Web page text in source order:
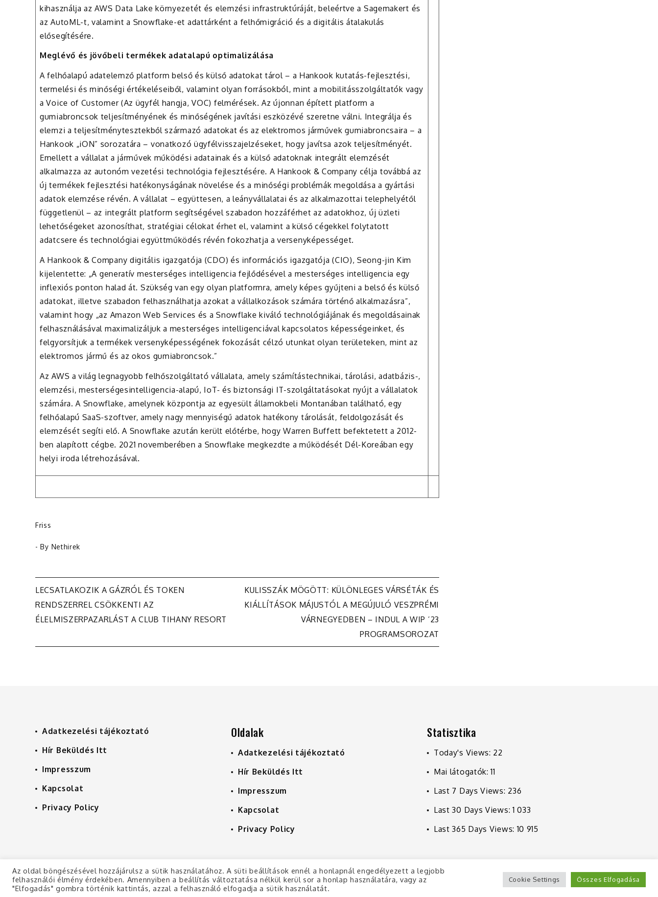
kihasználja az AWS Data Lake környezetét és elemzési infrastruktúráját, beleértve a Sagemakert és
az AutoML-t, valamint a Snowflake-et adattárként a felhőmigráció és a digitális átalakulás
elősegítésére.
Meglévő és jövőbeli termékek adatalapú optimalizálása
A felhőalapú adatelemző platform belső és külső adatokat tárol – a Hankook kutatás-fejlesztési,
termelési és minőségi értékeléseiből, valamint olyan forrásokból, mint a mobilitásszolgáltatók vagy
a Voice of Customer (Az ügyfél hangja, VOC) felmérések. Az újonnan épített platform a
gumiabroncsok teljesítményének és minőségének javítási eszközévé szeretne válni. Integrálja és
elemzi a teljesítménytesztekből származó adatokat és az elektromos járművek gumiabroncsaira – a
Hankook „iON” sorozatára – vonatkozó ügyfélvisszajelzéseket, hogy javítsa azok teljesítményét.
Emellett a vállalat a járművek működési adatainak és a külső adatoknak integrált elemzését
alkalmazza az autonóm vezetési technológia fejlesztésére. A Hankook & Company célja továbbá az
új termékek fejlesztési hatékonyságának növelése és a minőségi problémák megoldása a gyártási
adatok elemzése révén. A vállalat – együttesen, a leányvállalatai és az alkalmazottai telephelyétől
függetlenül – az integrált platform segítségével szabadon hozzáférhet az adatokhoz, új üzleti
lehetőségeket azonosíthat, stratégiai célokat érhet el, valamint a külső cégekkel folytatott
adatcsere és technológiai együttműködés révén fokozhatja a versenyképességet.
A Hankook & Company digitális igazgatója (CDO) és információs igazgatója (CIO), Seong-jin Kim
kijelentette: „A generatív mesterséges intelligencia fejlődésével a mesterséges intelligencia egy
inflexiós ponton halad át. Szükség van egy olyan platformra, amely képes gyűjteni a belső és külső
adatokat, illetve szabadon felhasználhatja azokat a vállalkozások számára történő alkalmazásra”,
valamint hogy „az Amazon Web Services és a Snowflake kiváló technológiájának és megoldásainak
felhasználásával maximalizáljuk a mesterséges intelligenciával kapcsolatos képességeinket, és
felgyorsítjuk a termékek versenyképességének fokozását célzó utunkat olyan területeken, mint az
elektromos jármű és az okos gumiabroncsok.”
Az AWS a világ legnagyobb felhőszolgáltató vállalata, amely számítástechnikai, tárolási, adatbázis-,
elemzési, mesterségesintelligencia-alapú, IoT- és biztonsági IT-szolgáltatásokat nyújt a vállalatok
számára. A Snowflake, amelynek központja az egyesült államokbeli Montanában található, egy
felhőalapú SaaS-szoftver, amely nagy mennyiségű adatok hatékony tárolását, feldolgozását és
elemzését segíti elő. A Snowflake azután került előtérbe, hogy Warren Buffett befektetett a 2012-
ben alapított cégbe. 2021 novemberében a Snowflake megkezdte a működését Dél-Koreában egy
helyi iroda létrehozásával.
Friss
- By Nethirek
Bejegyzés
navigáció
LECSATLAKOZIK A GÁZRÓL ÉS TOKEN
RENDSZERREL CSÖKKENTI AZ
ÉLELMISZERPAZARLÁST A CLUB TIHANY RESORT
KULISSZÁK MÖGÖTT: KÜLÖNLEGES VÁRSÉTÁK ÉS
KIÁLLÍTÁSOK MÁJUSTÓL A MEGÚJULÓ VESZPRÉMI
VÁRNEGYEDBEN – INDUL A WIP ’23
PROGRAMSOROZAT
Adatkezelési tájékoztató
Hír Beküldés Itt
Impresszum
Kapcsolat
Privacy Policy
Oldalak
Adatkezelési tájékoztató
Hír Beküldés Itt
Impresszum
Kapcsolat
Privacy Policy
Statisztika
Today's Views: 22
Mai látogatók:11
Last 7 Days Views: 236
Last 30 Days Views:1 033
Last 365 Days Views:10 915
Copyright © 2019 | All Rights Reserved Shark Magazine by Shark Themes
Az oldal böngészésével hozzájárulsz a sütik használatához. A süti beállítások ennél a honlapnál engedélyezett a legjobb
felhasználói élmény érdekében. Amennyiben a beállítás változtatása nélkül kerül sor a honlap használatára, vagy az
"Elfogadás" gombra történik kattintás, azzal a felhasználó elfogadja a sütik használatát.
Cookie Settings Összes Elfogadása